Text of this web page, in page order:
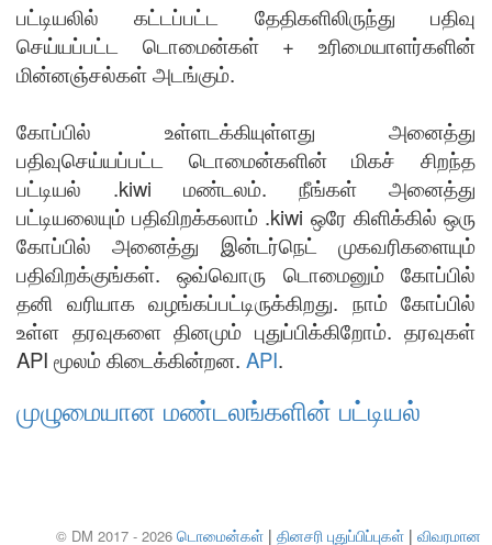
பட்டியலில் கட்டப்பட்ட தேதிகளிலிருந்து பதிவு
செய்யப்பட்ட டொமைன்கள் + உரிமையாளர்களின்
மின்னஞ்சல்கள் அடங்கும்.
கோப்பில் உள்ளடக்கியுள்ளது அனைத்து
பதிவுசெய்யப்பட்ட டொமைன்களின் மிகச் சிறந்த
பட்டியல் .kiwi மண்டலம். நீங்கள் அனைத்து
பட்டியலையும் பதிவிறக்கலாம் .kiwi ஒரே கிளிக்கில் ஒரு
கோப்பில் அனைத்து இன்டர்நெட் முகவரிகளையும்
பதிவிறக்குங்கள். ஒவ்வொரு டொமைனும் கோப்பில்
தனி வரியாக வழங்கப்பட்டிருக்கிறது. நாம் கோப்பில்
உள்ள தரவுகளை தினமும் புதுப்பிக்கிறோம். தரவுகள்
API மூலம் கிடைக்கின்றன. API.
முழுமையான மண்டலங்களின் பட்டியல்
© DM 2017 - 2026 டொமைன்கள் | தினசரி புதுப்பிப்புகள் | விவரமான